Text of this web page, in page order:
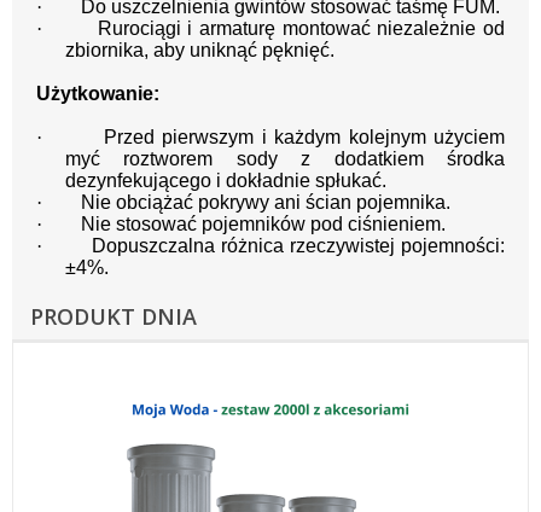
·
Do uszczelnienia gwintów stosować taśmę FUM.
·
Rurociągi i armaturę montować niezależnie od
zbiornika, aby uniknąć pęknięć.
Użytkowanie:
·
Przed pierwszym i każdym kolejnym użyciem
myć roztworem sody z dodatkiem środka
dezynfekującego i dokładnie spłukać.
·
Nie obciążać pokrywy ani ścian pojemnika.
·
Nie stosować pojemników pod ciśnieniem.
·
Dopuszczalna różnica rzeczywistej pojemności:
±4%.
PRODUKT DNIA